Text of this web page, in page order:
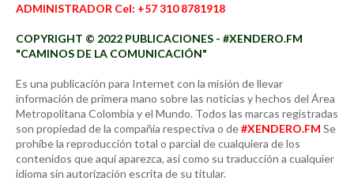
ADMINISTRADOR Cel: +57 310 8781918
COPYRIGHT © 2022 PUBLICACIONES - #XENDERO.FM
"CAMINOS DE LA COMUNICACIÓN"
Es una publicación para Internet con la misión de llevar
información de primera mano sobre las noticias y hechos del Área
Metropolitana Colombia y el Mundo. Todos las marcas registradas
son propiedad de la compañía respectiva o de#XENDERO.FM Se
prohíbe la reproducción total o parcial de cualquiera de los
contenidos que aquí aparezca, así como su traducción a cualquier
idioma sin autorización escrita de su titular.